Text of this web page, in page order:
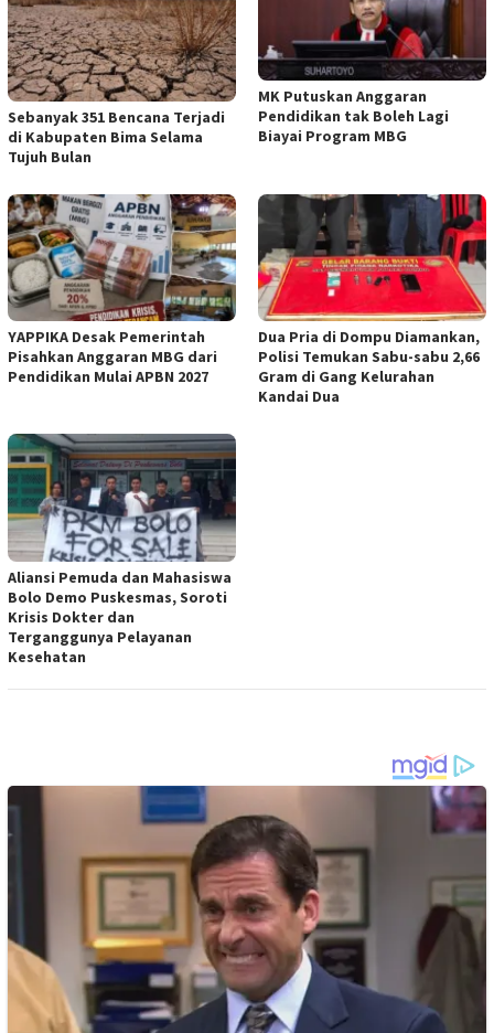
Sebanyak 351 Bencana Terjadi
di Kabupaten Bima Selama
Tujuh Bulan
MK Putuskan Anggaran
Pendidikan tak Boleh Lagi
Biayai Program MBG
YAPPIKA Desak Pemerintah
Pisahkan Anggaran MBG dari
Pendidikan Mulai APBN 2027
Dua Pria di Dompu Diamankan,
Polisi Temukan Sabu-sabu 2,66
Gram di Gang Kelurahan
Kandai Dua
Aliansi Pemuda dan Mahasiswa
Bolo Demo Puskesmas, Soroti
Krisis Dokter dan
Terganggunya Pelayanan
Kesehatan